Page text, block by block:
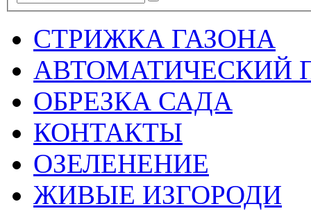
СТРИЖКА ГАЗОНА
АВТОМАТИЧЕСКИЙ
ОБРЕЗКА САДА
КОНТАКТЫ
ОЗЕЛЕНЕНИЕ
ЖИВЫЕ ИЗГОРОДИ